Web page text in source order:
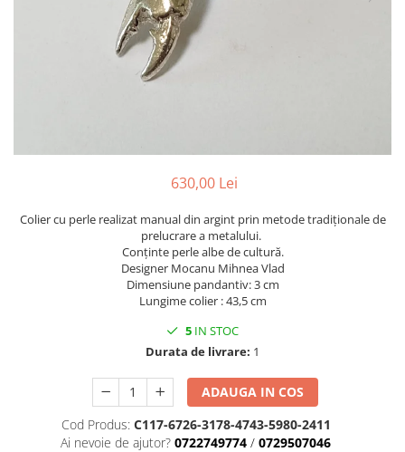
630,00 Lei
Colier cu perle realizat manual din argint prin metode tradiționale de
prelucrare a metalului.
Conținte perle albe de cultură.
Designer Mocanu Mihnea Vlad
Dimensiune pandantiv: 3 cm
Lungime colier : 43,5 cm
5 IN STOC
Durata de livrare: 1
ADAUGA IN COS
Cod Produs: C117-6726-3178-4743-5980-2411
Ai nevoie de ajutor? 0722749774 / 0729507046